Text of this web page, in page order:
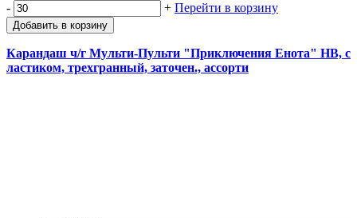
- + Перейти в корзину
Добавить в корзину
Карандаш ч/г Мульти-Пульти "Приключения Енота" HB, с
ластиком, трехгранный, заточен., ассорти